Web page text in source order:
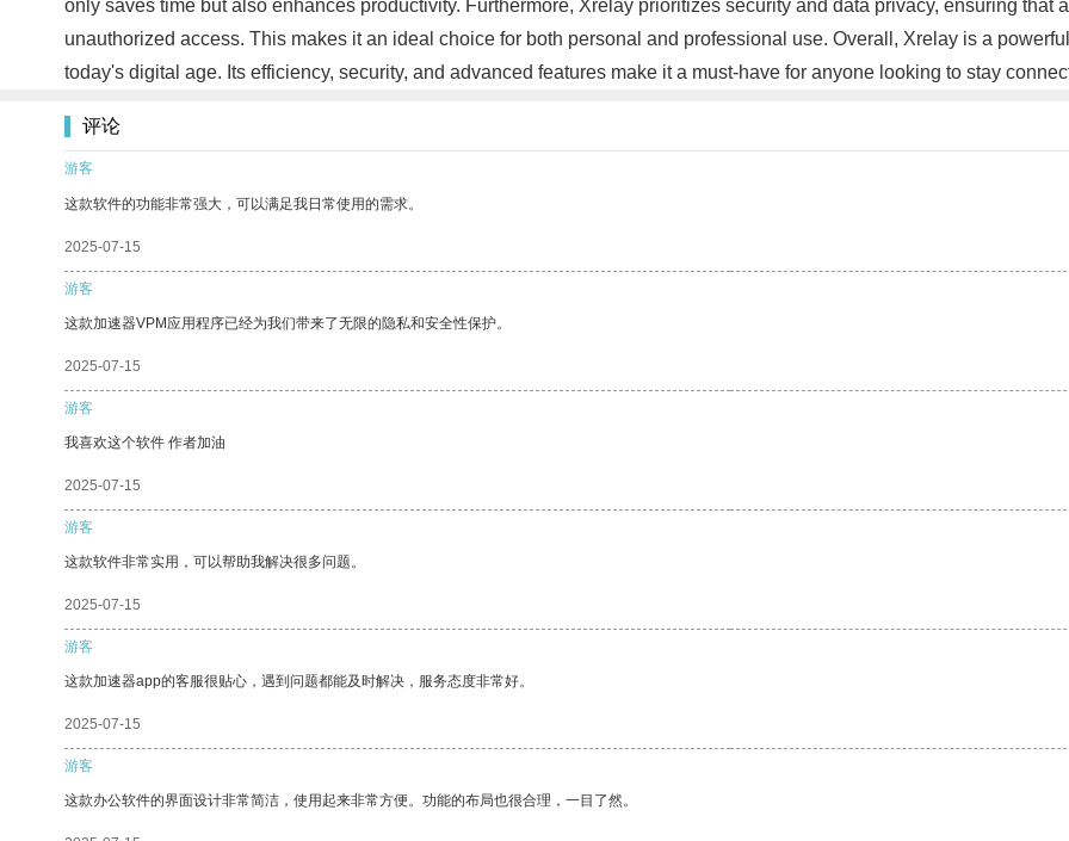
only saves time but also enhances productivity. Furthermore, Xrelay prioritizes security and data privacy, ensuring that
unauthorized access. This makes it an ideal choice for both personal and professional use. Overall, Xrelay is a
today's digital age. Its efficiency, security, and advanced features make it a must-have for anyone looking to stay
评论
游客
这款软件的功能非常强大，可以满足我日常使用的需求。
2025-07-15
游客
这款加速器VPM应用程序已经为我们带来了无限的隐私和安全性保护。
2025-07-15
游客
我喜欢这个软件 作者加油
2025-07-15
游客
这款软件非常实用，可以帮助我解决很多问题。
2025-07-15
游客
这款加速器app的客服很贴心，遇到问题都能及时解决，服务态度非常好。
2025-07-15
游客
这款办公软件的界面设计非常简洁，使用起来非常方便。功能的布局也很合理，一目了然。